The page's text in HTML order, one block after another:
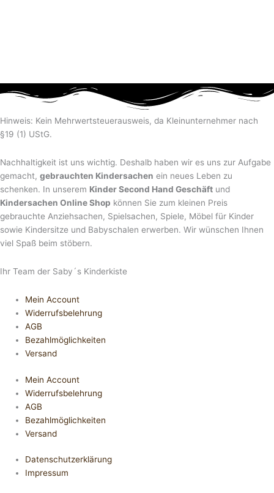
Hinweis: Kein Mehrwertsteuerausweis, da Kleinunternehmer nach
§19 (1) UStG.
Nachhaltigkeit ist uns wichtig. Deshalb haben wir es uns zur Aufgabe
gemacht, gebrauchten Kindersachen ein neues Leben zu
schenken. In unserem Kinder Second Hand Geschäft und
Kindersachen Online Shop können Sie zum kleinen Preis
gebrauchte Anziehsachen, Spiel­sachen, Spiele, Möbel für Kinder
sowie Kindersitze und Babyschalen erwerben. Wir wünschen Ihnen
viel Spaß beim stöbern.
Ihr Team der Saby´s Kinderkiste
Mein Account
Widerrufsbelehrung
AGB
Bezahlmöglichkeiten
Versand
Mein Account
Widerrufsbelehrung
AGB
Bezahlmöglichkeiten
Versand
Datenschutzerklärung
Impressum